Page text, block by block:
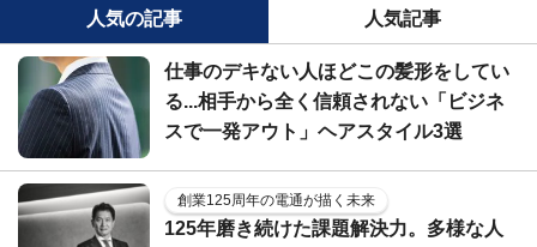
人気の記事
人気記事
仕事のデキない人ほどこの髪形をしてい
る...相手から全く信頼されない「ビジネ
スで一発アウト」ヘアスタイル3選
創業125周年の電通が描く未来
125年磨き続けた課題解決力。多様な人